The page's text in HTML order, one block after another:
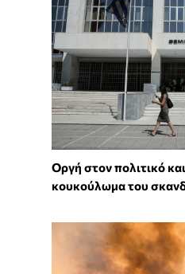
Οργή στον πολιτικό
κουκούλωμα του